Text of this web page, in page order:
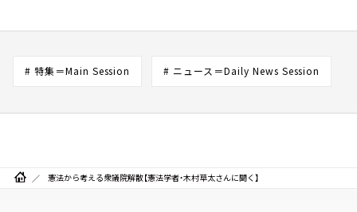
# 特集＝Main Session # ニュース＝Daily News Session
憲法から考える衆議院解散【憲法学者・木村草太さんに聞く】